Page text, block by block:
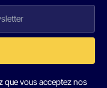
que vous acceptez nos